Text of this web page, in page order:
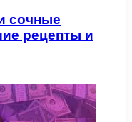
сочные
рецепты и